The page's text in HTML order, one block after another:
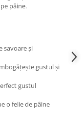
pâine.
savoare și
gustul și
gustul
o felie de pâine